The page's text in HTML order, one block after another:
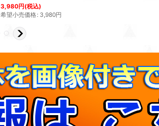
3,980円(税込)
希望小売価格: 3,980円